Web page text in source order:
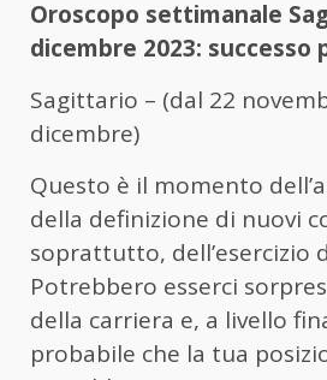
Oroscopo settimanale
dicembre 2023: successo
Sagittario – (dal 22
dicembre)
Questo è il momento
della definizione di nuovi
soprattutto, dell’esercizio
Potrebbero esserci
della carriera e, a livello
probabile che la tua